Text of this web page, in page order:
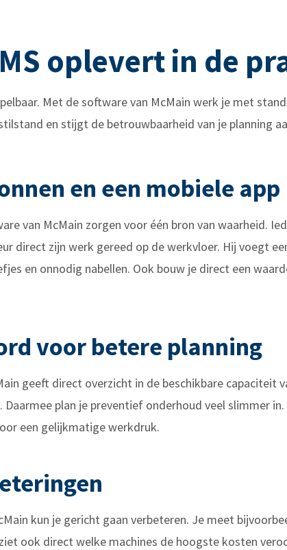
oplevert in de
Met de software van McMain werk je met
en stijgt de betrouwbaarheid van je planning
en een mobiele app
van McMain zorgen voor één bron van waarheid.
direct zijn werk gereed op de werkvloer. Hij voegt
en onnodig nabellen. Ook bouw je direct een
voor betere planning
geeft direct overzicht in de beschikbare capaciteit
plan je preventief onderhoud veel slimmer
een gelijkmatige werkdruk.
kun je gericht gaan verbeteren. Je meet
ook direct welke machines de hoogste kosten